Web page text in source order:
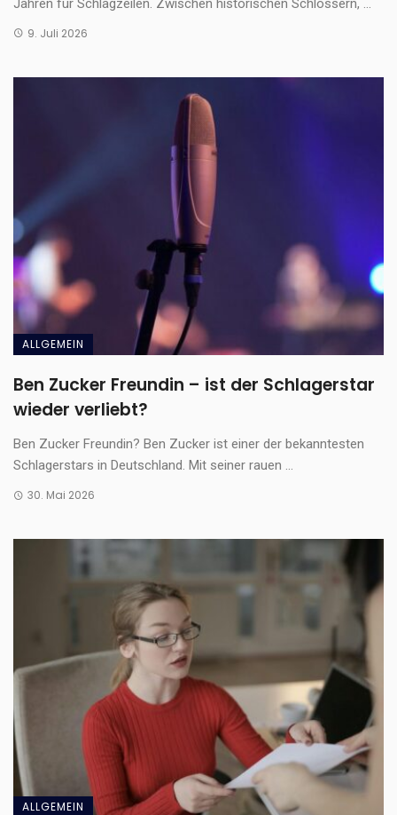
Jahren für Schlagzeilen. Zwischen historischen Schlössern, ...
9. Juli 2026
ALLGEMEIN
Ben Zucker Freundin – ist der Schlagerstar
wieder verliebt?
Ben Zucker Freundin? Ben Zucker ist einer der bekanntesten
Schlagerstars in Deutschland. Mit seiner rauen ...
30. Mai 2026
ALLGEMEIN